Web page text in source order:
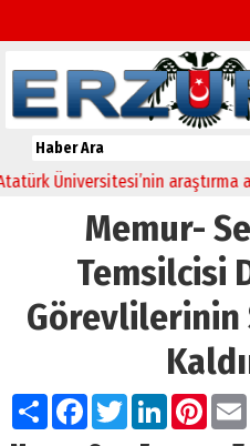
Üniversitesi’nin araştırma
Memur-
Temsilcisi
Görevlilerinin
PaylaşFacebook
TwitterLinkedIn